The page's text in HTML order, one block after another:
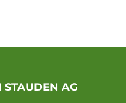
AG